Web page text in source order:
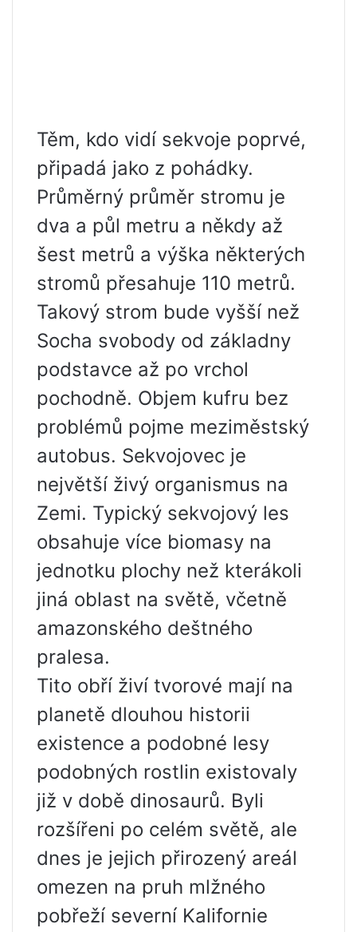
Těm, kdo vidí sekvoje poprvé,
připadá jako z pohádky.
Průměrný průměr stromu je
dva a půl metru a někdy až
šest metrů a výška některých
stromů přesahuje 110 metrů.
Takový strom bude vyšší než
Socha svobody od základny
podstavce až po vrchol
pochodně. Objem kufru bez
problémů pojme meziměstský
autobus. Sekvojovec je
největší živý organismus na
Zemi. Typický sekvojový les
obsahuje více biomasy na
jednotku plochy než kterákoli
jiná oblast na světě, včetně
amazonského deštného
pralesa.
Tito obří živí tvorové mají na
planetě dlouhou historii
existence a podobné lesy
podobných rostlin existovaly
již v době dinosaurů. Byli
rozšířeni po celém světě, ale
dnes je jejich přirozený areál
omezen na pruh mlžného
pobřeží severní Kalifornie